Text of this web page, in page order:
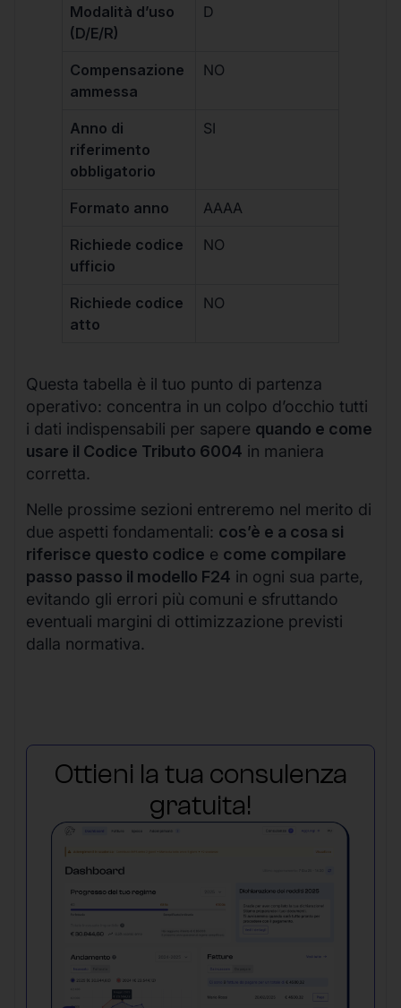
Modalità d’uso
(D/E/R)
D
Compensazione
ammessa
NO
Anno di
riferimento
obbligatorio
SI
Formato anno AAAA
Richiede codice
ufficio
NO
Richiede codice
atto
NO
Questa tabella è il tuo punto di partenza
operativo: concentra in un colpo d’occhio tutti
i dati indispensabili per sapere quando e come
usare il Codice Tributo 6004 in maniera
corretta.
Nelle prossime sezioni entreremo nel merito di
due aspetti fondamentali: cos’è e a cosa si
riferisce questo codice e come compilare
passo passo il modello F24 in ogni sua parte,
evitando gli errori più comuni e sfruttando
eventuali margini di ottimizzazione previsti
dalla normativa.
Ottieni la tua consulenza
gratuita!